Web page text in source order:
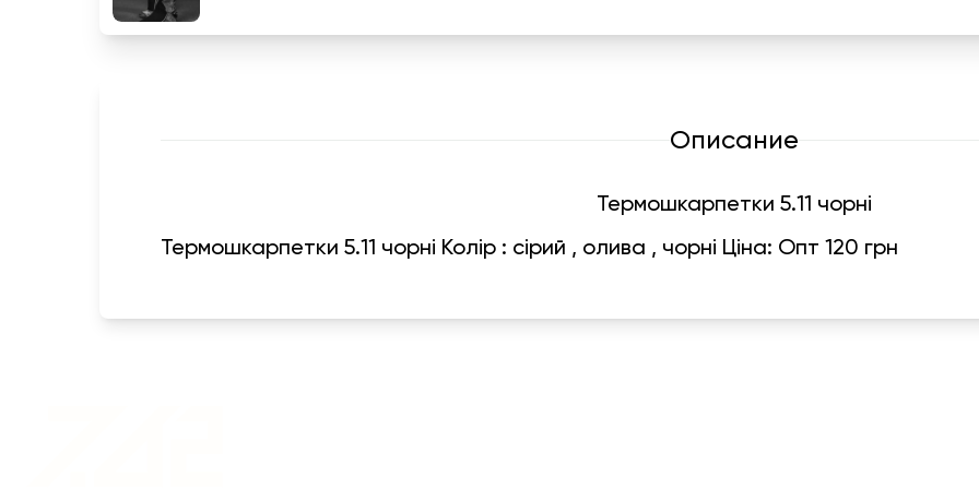
Описание
Термошкарпетки 5.11 чорні
Термошкарпетки 5.11 чорні Колір : сірий , олива , чорні Ціна: Опт 120 грн